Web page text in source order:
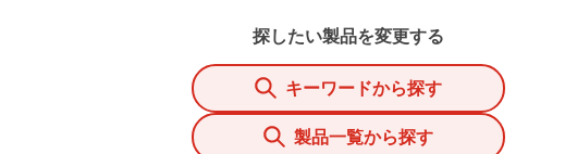
探したい製品を変更する
キーワードから探す
製品一覧から探す